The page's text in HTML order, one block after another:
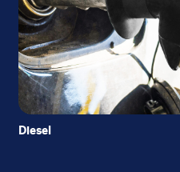
Diesel